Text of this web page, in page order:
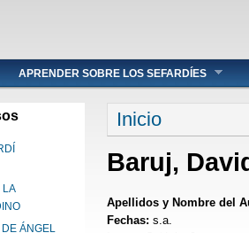
APRENDER SOBRE LOS SEFARDÍES
LA
ÁNGEL
Se encuentra
Inicio
Baruj,
Apellidos y Nombre del
Fechas: s.a.